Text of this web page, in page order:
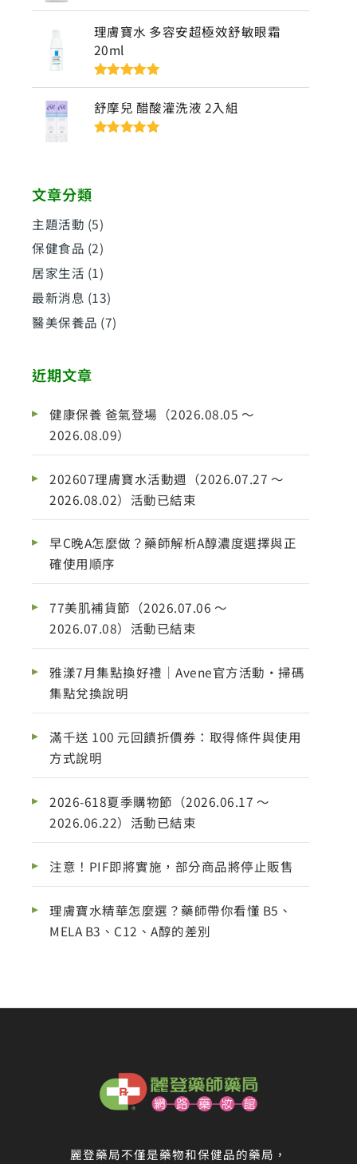
理膚寶水 多容安超極效舒敏眼霜
20ml
評分5滿分
舒摩兒 醋酸灌洗液 2入組
文章分類
主題活動 (5)
保健食品 (2)
居家生活 (1)
最新消息 (13)
醫美保養品 (7)
近期文章
健康保養 爸氣登場（2026.08.05 ～
2026.08.09）
202607理膚寶水活動週（2026.07.27 ～
2026.08.02）活動已結束
早C晚A怎麼做？藥師解析A醇濃度選擇與正
確使用順序
77美肌補貨節（2026.07.06 ～
2026.07.08）活動已結束
雅漾7月集點換好禮｜Avene官方活動・掃碼
集點兌換說明
滿千送 100 元回饋折價券：取得條件與使用
方式說明
2026-618夏季購物節（2026.06.17 ～
2026.06.22）活動已結束
注意！PIF即將實施，部分商品將停止販售
理膚寶水精華怎麼選？藥師帶你看懂 B5、
MELA B3、C12、A醇的差別
麗登藥局不僅是藥物和保健品的藥局，